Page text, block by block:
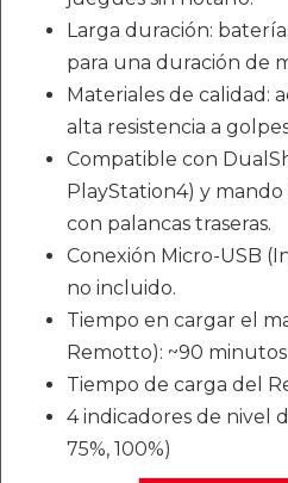
Larga duración:
para una duración de
Materiales de calidad:
alta resistencia a
Compatible con
PlayStation4) y
con palancas traseras.
Conexión Micro-USB
no incluido.
Tiempo en cargar el
Remotto): ~90 minutos
Tiempo de carga del
4 indicadores de nivel
75%, 100%)